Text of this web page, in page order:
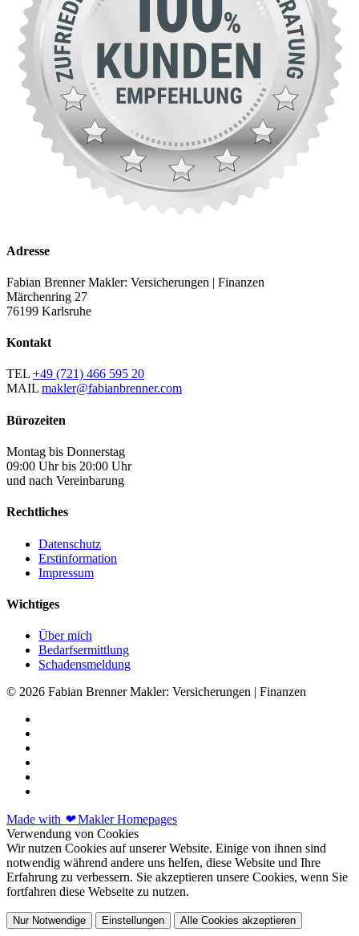
Adresse
Fabian Brenner Makler: Versicherungen | Finanzen
Märchenring 27
76199 Karlsruhe
Kontakt
TEL +49 (721) 466 595 20
MAIL makler@fabianbrenner.com
Bürozeiten
Montag bis Donnerstag
09:00 Uhr bis 20:00 Uhr
und nach Vereinbarung
Rechtliches
Datenschutz
Erstinformation
Impressum
Wichtiges
Über mich
Bedarfsermittlung
Schadensmeldung
© 2026 Fabian Brenner Makler: Versicherungen | Finanzen
Made with ❤Makler Homepages
Verwendung von Cookies
Wir nutzen Cookies auf unserer Website. Einige von ihnen sind
notwendig während andere uns helfen, diese Website und Ihre
Erfahrung zu verbessern. Sie akzeptieren unsere Cookies, wenn Sie
fortfahren diese Webseite zu nutzen.
Nur Notwendige Einstellungen Alle Cookies akzeptieren